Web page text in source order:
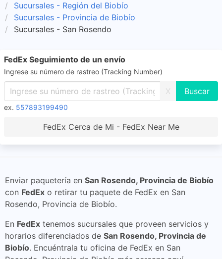
Sucursales - Región del Biobío
Sucursales - Provincia de Biobío
Sucursales - San Rosendo
FedEx Seguimiento de un envío
Ingrese su número de rastreo (Tracking Number)
X
ex. 557893199490
FedEx Cerca de Mi - FedEx Near Me
Enviar paquetería en San Rosendo, Provincia de Biobío
con FedEx o retirar tu paquete de FedEx en San
Rosendo, Provincia de Biobío.
En FedEx tenemos sucursales que proveen servicios y
horarios diferenciados de San Rosendo, Provincia de
Biobío. Encuéntrala tu oficina de FedEx en San